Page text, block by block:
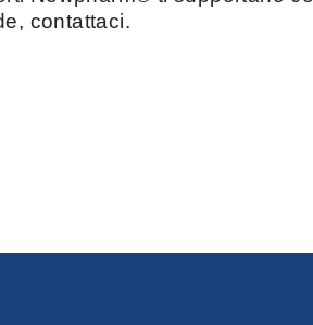
contattaci.